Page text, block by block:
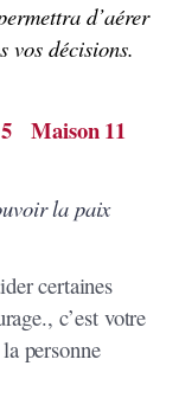
d’aérer
vos décisions.
Maison 11
la paix
certaines
c’est votre
personne